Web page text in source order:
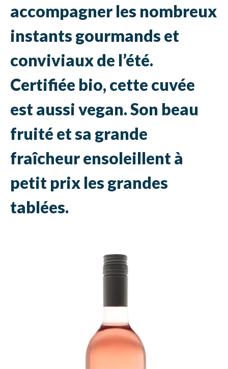
accompagner les nombreux
instants gourmands et
conviviaux de l’été.
Certifiée bio, cette cuvée
est aussi vegan. Son beau
fruité et sa grande
fraîcheur ensoleillent à
petit prix les grandes
tablées.